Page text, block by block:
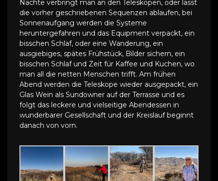
Nächte verbringt man an den Teleskopen, oder lässt
die vorher geschriebenen Sequenzen ablaufen, bei
Sonnenaufgang werden die Systeme
heruntergefahren und das Equipment verpackt, ein
bisschen Schlaf, oder eine Wanderung, ein
ausgiebiges, spätes Frühstück, Bilder sichern, ein
bisschen Schlaf und Zeit für Kaffee und Kuchen, wo
man all die netten Menschen trifft. Am frühen
Abend werden die Teleskope wieder ausgepackt, ein
Glas Wein als Sundowner auf der Terrasse und es
folgt das leckere und vielseitige Abendessen in
wunderbarer Gesellschaft und der Kreislauf beginnt
danach von vorn.